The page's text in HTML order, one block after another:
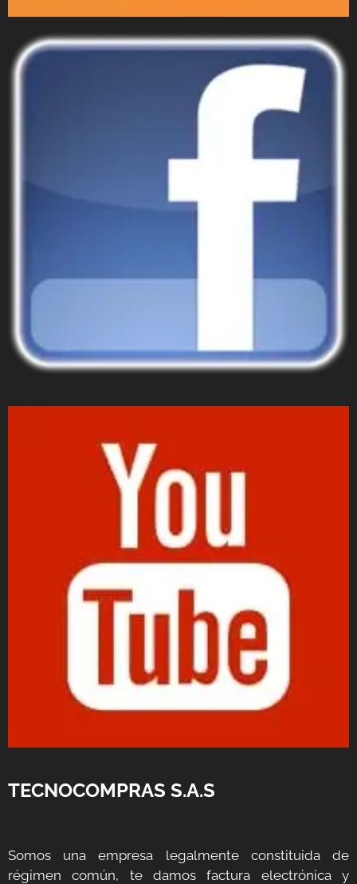
TECNOCOMPRAS S.A.S
Somos una empresa legalmente constituida de
régimen común, te damos factura electrónica y